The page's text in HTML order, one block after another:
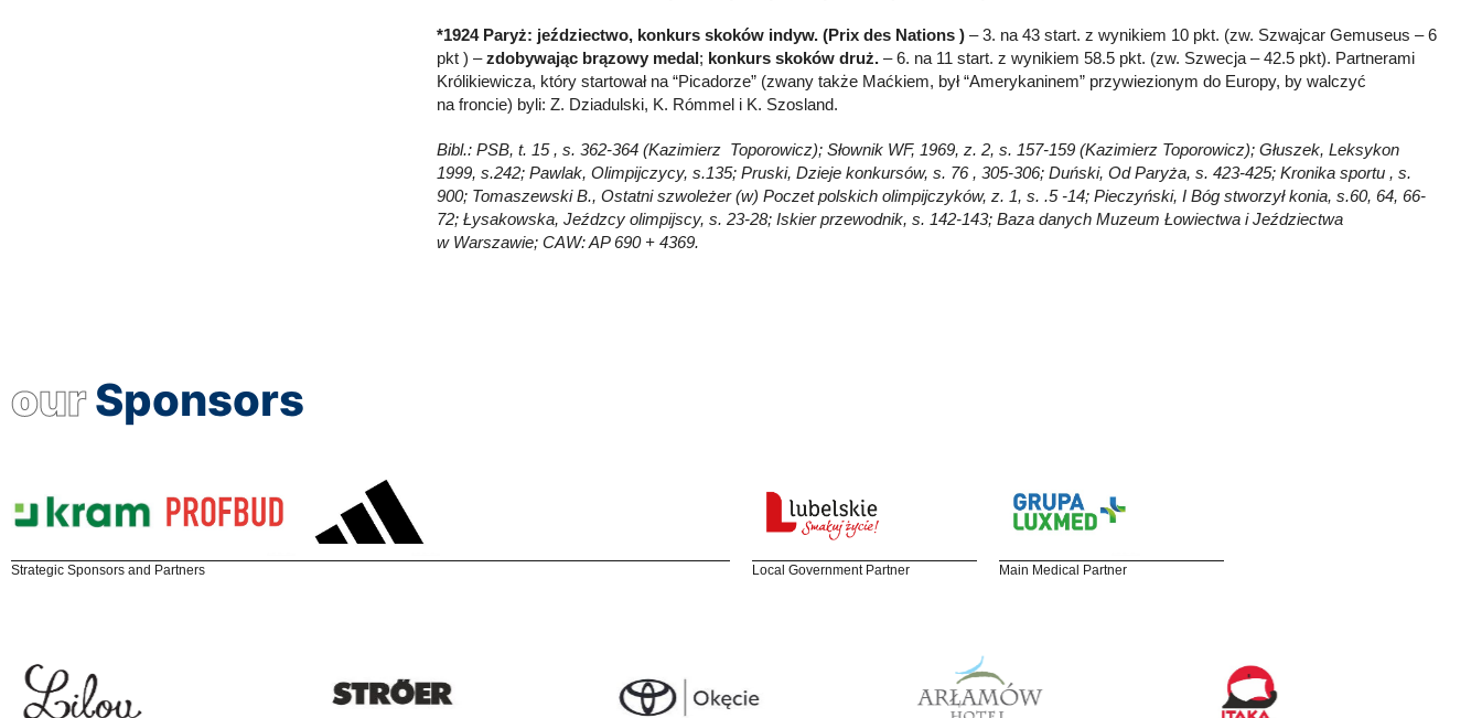
*1924 Paryż: jeździectwo, konkurs skoków indyw. (Prix des Nations ) – 3. na 43 start. z wynikiem 10 pkt. (zw. Szwajcar Gemuseus – 6
pkt ) –zdobywając brązowy medal; konkurs skoków druż. – 6. na 11 start. z wynikiem 58.5 pkt. (zw. Szwecja – 42.5 pkt). Partnerami
Królikiewicza, który startował na “Picadorze” (zwany także Maćkiem, był “Amerykaninem” przywiezionym do Europy, by walczyć
na froncie) byli: Z. Dziadulski, K. Rómmel i K. Szosland.
Bibl.: PSB, t. 15 , s. 362-364 (Kazimierz Toporowicz); Słownik WF, 1969, z. 2, s. 157-159 (Kazimierz Toporowicz); Głuszek, Leksykon
1999, s.242; Pawlak, Olimpijczycy, s.135; Pruski, Dzieje konkursów, s. 76 , 305-306; Duński, Od Paryża, s. 423-425; Kronika sportu , s.
900; Tomaszewski B., Ostatni szwoleżer (w) Poczet polskich olimpijczyków, z. 1, s. .5 -14; Pieczyński, I Bóg stworzył konia, s.60, 64, 66-
72; Łysakowska, Jeźdzcy olimpijscy, s. 23-28; Iskier przewodnik, s. 142-143; Baza danych Muzeum Łowiectwa i Jeździectwa
w Warszawie; CAW: AP 690 + 4369.
ourSponsors
Strategic Sponsors and Partners Local Government Partner Main Medical Partner